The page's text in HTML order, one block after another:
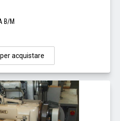
B/M
acquistare